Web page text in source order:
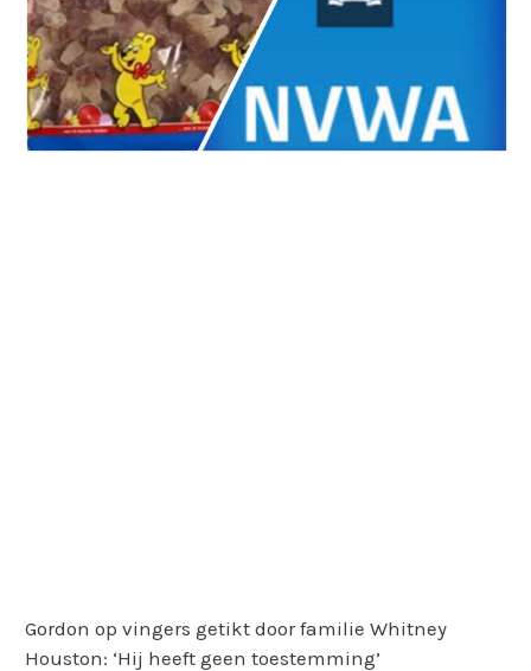
Gordon op vingers getikt door familie Whitney
Houston: ‘Hij heeft geen toestemming’